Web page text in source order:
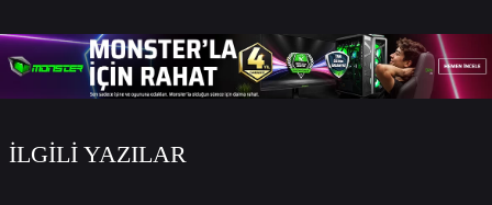
İLGİLİ YAZILAR